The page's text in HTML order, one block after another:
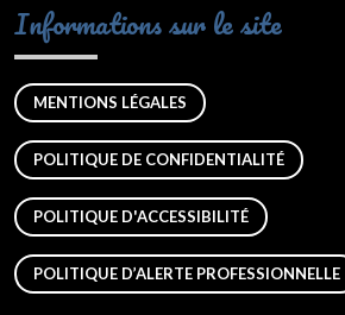
Informations sur le site
MENTIONS LÉGALES
POLITIQUE DE CONFIDENTIALITÉ
POLITIQUE D'ACCESSIBILITÉ
POLITIQUE D’ALERTE PROFESSIONNELLE